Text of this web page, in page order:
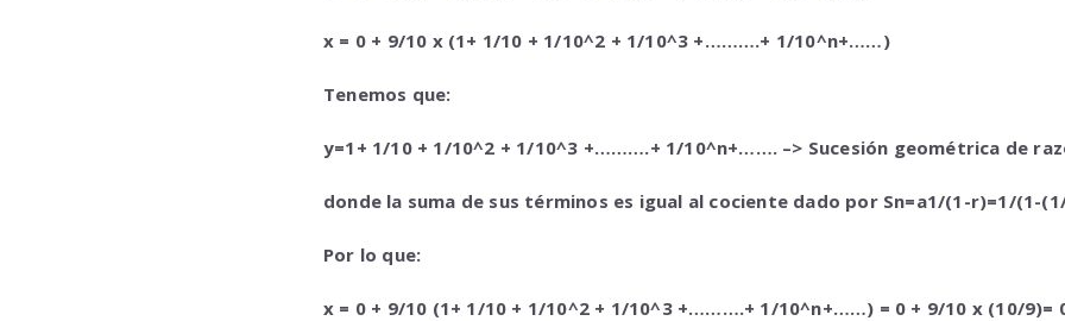
x = 0 + 9/10 x (1+ 1/10 + 1/10^2 + 1/10^3 +……….+ 1/10^n+……)
Tenemos que:
y=1+ 1/10 + 1/10^2 + 1/10^3 +……….+ 1/10^n+……. –> Sucesión geométrica de
donde la suma de sus términos es igual al cociente dado por Sn=a1/(1-r)=1/(1-
Por lo que:
x = 0 + 9/10 (1+ 1/10 + 1/10^2 + 1/10^3 +……….+ 1/10^n+……) = 0 + 9/10 x (10/9)=